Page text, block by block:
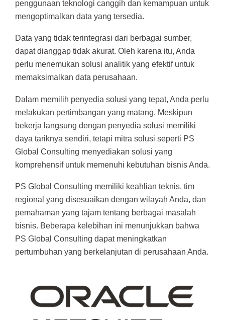
penggunaan teknologi canggih dan kemampuan untuk
mengoptimalkan data yang tersedia.
Data yang tidak terintegrasi dari berbagai sumber,
dapat dianggap tidak akurat. Oleh karena itu, Anda
perlu menemukan solusi analitik yang efektif untuk
memaksimalkan data perusahaan.
Dalam memilih penyedia solusi yang tepat, Anda perlu
melakukan pertimbangan yang matang. Meskipun
bekerja langsung dengan penyedia solusi memiliki
daya tariknya sendiri, tetapi mitra solusi seperti PS
Global Consulting menyediakan solusi yang
komprehensif untuk memenuhi kebutuhan bisnis Anda.
PS Global Consulting memiliki keahlian teknis, tim
regional yang disesuaikan dengan wilayah Anda, dan
pemahaman yang tajam tentang berbagai masalah
bisnis. Beberapa kelebihan ini menunjukkan bahwa
PS Global Consulting dapat meningkatkan
pertumbuhan yang berkelanjutan di perusahaan Anda.